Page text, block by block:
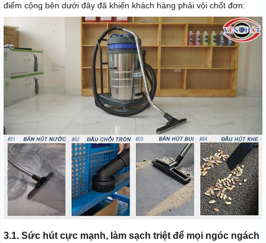
điểm cộng bên dưới đây đã khiến khách hàng phải vội chốt đơn:
3.1. Sức hút cực mạnh, làm sạch triệt để mọi ngóc ngách